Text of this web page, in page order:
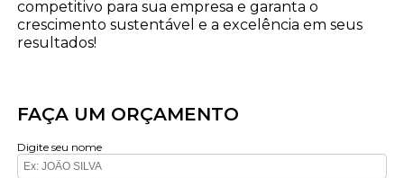
competitivo para sua empresa e garanta o
crescimento sustentável e a excelência em seus
resultados!
FAÇA UM ORÇAMENTO
Digite seu nome